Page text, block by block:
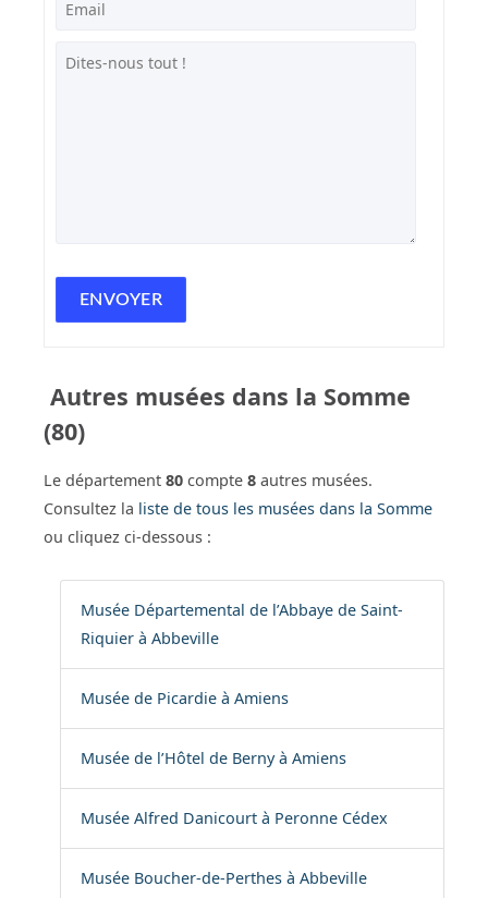
Autres musées dans la Somme
(80)
Le département 80 compte 8 autres musées.
Consultez la liste de tous les musées dans la Somme
ou cliquez ci-dessous :
Musée Départemental de l’Abbaye de Saint-
Riquier à Abbeville
Musée de Picardie à Amiens
Musée de l’Hôtel de Berny à Amiens
Musée Alfred Danicourt à Peronne Cédex
Musée Boucher-de-Perthes à Abbeville